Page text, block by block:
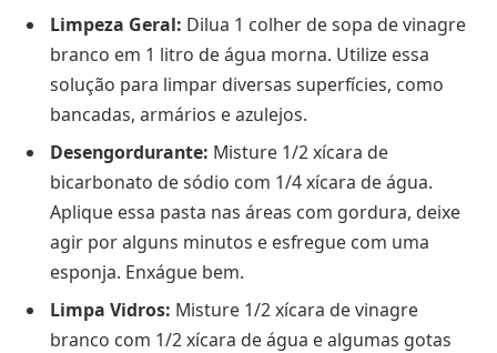
Limpeza Geral: Dilua 1 colher de sopa de vinagre
branco em 1 litro de água morna. Utilize essa
solução para limpar diversas superfícies, como
bancadas, armários e azulejos.
Desengordurante: Misture 1/2 xícara de
bicarbonato de sódio com 1/4 xícara de água.
Aplique essa pasta nas áreas com gordura, deixe
agir por alguns minutos e esfregue com uma
esponja. Enxágue bem.
Limpa Vidros: Misture 1/2 xícara de vinagre
branco com 1/2 xícara de água e algumas gotas